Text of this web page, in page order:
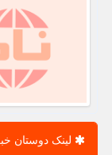
لینک دوستان